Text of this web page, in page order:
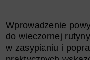
Wprowadzenie
do wieczornej
w zasypianiu i